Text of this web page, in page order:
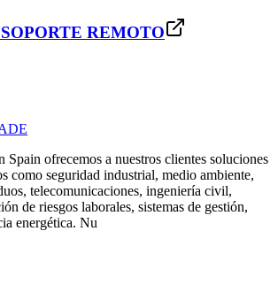
REMOTO
Spain ofrecemos a nuestros clientes soluciones
como seguridad industrial, medio ambiente,
telecomunicaciones, ingeniería civil,
de riesgos laborales, sistemas de gestión,
energética. Nu